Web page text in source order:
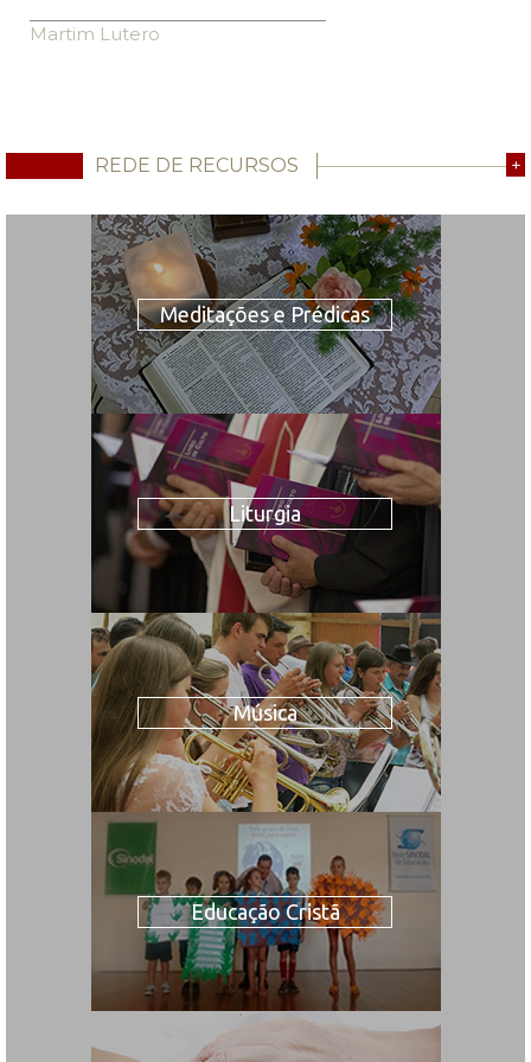
Martim Lutero
REDE DE RECURSOS +
Meditações e Prédicas
Liturgia
Música
Educação Cristã